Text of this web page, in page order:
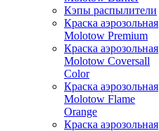
Кэпы распылители
Краска аэрозольная
Molotow Premium
Краска аэрозольная
Molotow Coversall
Color
Краска аэрозольная
Molotow Flame
Orange
Краска аэрозольная